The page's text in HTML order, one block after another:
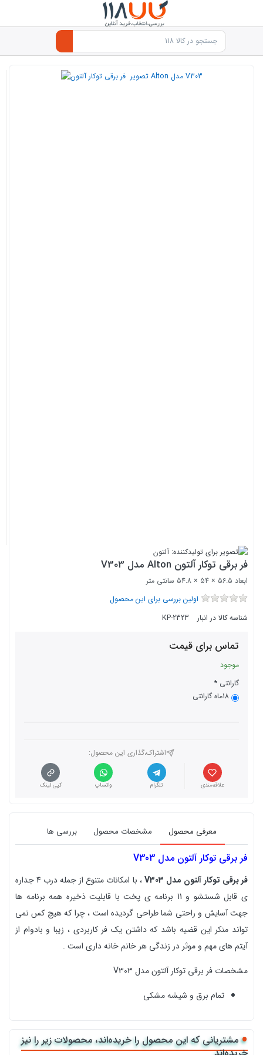
فر برقی توکار آلتون Alton مدل V303
ابعاد 56.5 × 54 × 54.8 سانتی متر
اولین بررسی برای این محصول
شناسه کالا در انبار
KP-2323
تماس برای قیمت
موجود
گارانتی
18ماه گارانتی
اشتراک،گذاری این محصول‌:
علاقه‌مندی تلگرام واتساپ کپی لینک
معرفی محصول مشخصات محصول بررسی ها
فر برقی توکار آلتون مدل V303
فر برقی توکار آلتون مدل V303
، با امکانات متنوع از جمله درب 4 جداره
ی قابل شستشو و 11
برنامه ی پخت با قابلیت ذخیره همه برنامه ها
جهت آسایش و راحتی شما طراحی گردیده است ، چرا که هیچ کس نمی
تواند منکر این قضیه باشد که داشتن یک فر کاربردی ، زیبا و بادوام از
آیتم های مهم و موثر در زندگی هر خانم خانه داری است .
مشخصات فر برقی توکار آلتون مدل V303
تمام برق و شیشه مشکی
تایمر پیشرفته زمان پخت
مشتریانی که این محصول را خریده‌اند، محصولات زیر را نیز